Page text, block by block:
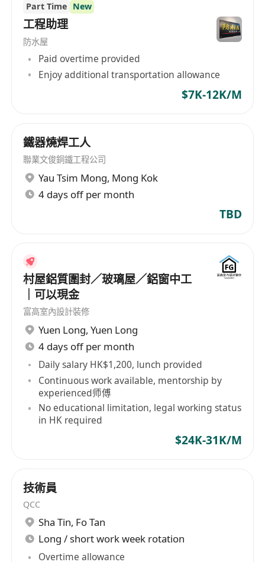
Part Time New
工程助理
防水屋
Paid overtime provided
Enjoy additional transportation allowance
$7K-12K/M
鐵器燒焊工人
聯業文俊銅鐵工程公司
Yau Tsim Mong, Mong Kok
4 days off per month
TBD
村屋鋁質圍封／玻璃屋／鋁窗中工
｜可以現金
富高室內設計裝修
Yuen Long, Yuen Long
4 days off per month
Daily salary HK$1,200, lunch provided
Continuous work available, mentorship by
experienced师傅
No educational limitation, legal working status
in HK required
$24K-31K/M
技術員
QCC
Sha Tin, Fo Tan
Long / short work week rotation
Overtime allowance